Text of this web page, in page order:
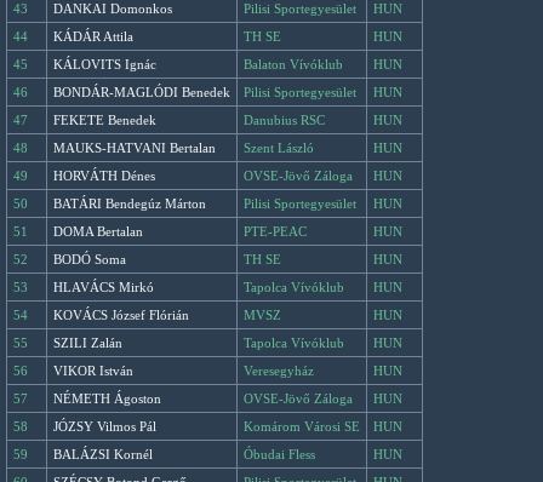
43
DANKAI Domonkos Pilisi Sportegyesület
HUN
44
KÁDÁR Attila TH SE
HUN
45
KÁLOVITS Ignác Balaton Vívóklub
HUN
46
BONDÁR-MAGLÓDI Benedek Pilisi Sportegyesület
HUN
47
FEKETE Benedek Danubius RSC
HUN
48
MAUKS-HATVANI Bertalan Szent László
HUN
49
HORVÁTH Dénes OVSE-Jövő Záloga
HUN
50
BATÁRI Bendegúz Márton Pilisi Sportegyesület
HUN
51
DOMA Bertalan PTE-PEAC
HUN
52
BODÓ Soma TH SE
HUN
53
HLAVÁCS Mirkó Tapolca Vívóklub
HUN
54
KOVÁCS József Flórián MVSZ
HUN
55
SZILI Zalán Tapolca Vívóklub
HUN
56
VIKOR István Veresegyház
HUN
57
NÉMETH Ágoston OVSE-Jövő Záloga
HUN
58
JÓZSY Vilmos Pál Komárom Városi SE
HUN
59
BALÁZSI Kornél Óbudai Fless
HUN